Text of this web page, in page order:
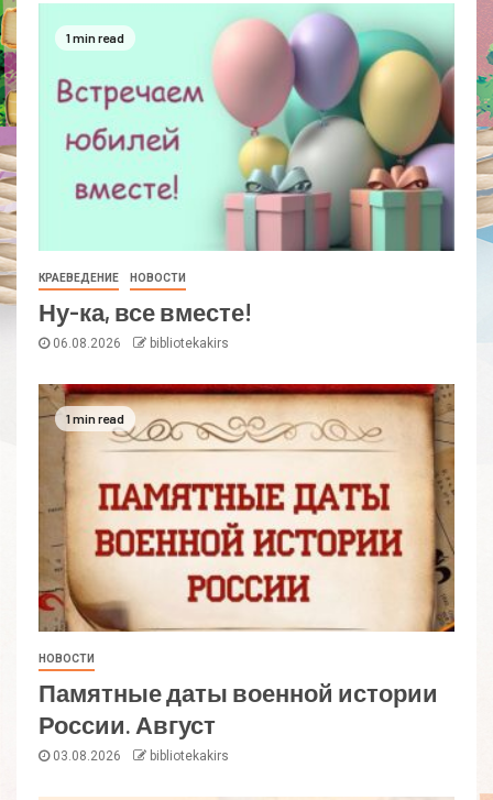
1 min read
КРАЕВЕДЕНИЕ НОВОСТИ
Ну-ка, все вместе!
06.08.2026 bibliotekakirs
1 min read
НОВОСТИ
Памятные даты военной истории
России. Август
03.08.2026 bibliotekakirs